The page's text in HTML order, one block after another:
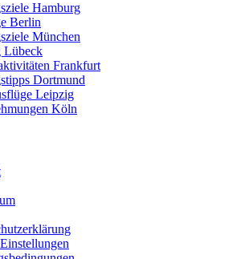
Hamburg
Berlin
München
Lübeck
Frankfurt
Dortmund
Leipzig
Köln